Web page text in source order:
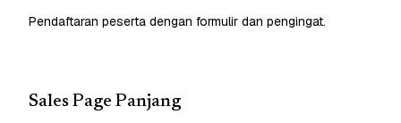
Pendaftaran peserta dengan formulir dan pengingat.
Sales Page Panjang